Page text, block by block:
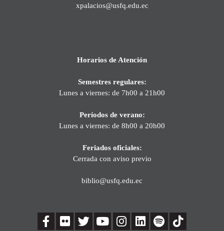
xpalacios@usfq.edu.ec
Horarios de Atención
Semestres regulares:
Lunes a viernes: de 7h00 a 21h00
Períodos de verano:
Lunes a viernes: de 8h00 a 20h00
Feriados oficiales:
Cerrada con aviso previo
biblio@usfq.edu.ec